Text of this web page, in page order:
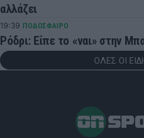
αλλάζει
19:39 ΠΟΔΟΣΦΑΙΡΟ
Ρόδρι: Είπε το «ναι» στην
ΟΛΕΣ ΟΙ